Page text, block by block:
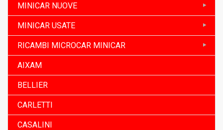
MINICAR NUOVE
MINICAR USATE
RICAMBI MICROCAR MINICAR
AIXAM
BELLIER
CARLETTI
CASALINI